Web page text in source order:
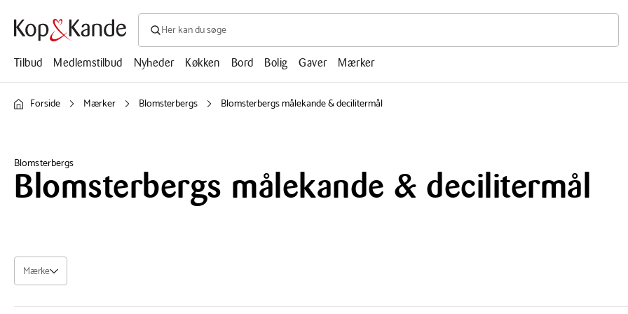
Søg efter produkter, artikler, opskrifter, mm.
Søg
efter
artikler,
Tilbud
Medlemstilbud Nyheder Køkken Bord Bolig Gaver Mærker
Forside Mærker Blomsterbergs Blomsterbergs målekande & decilitermål
Blomsterbergs
Blomsterbergs målekande & decilitermål
Mærke